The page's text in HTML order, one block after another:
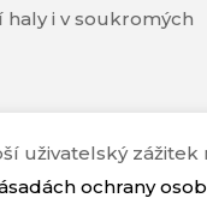
i v soukromých
uživatelský
ochrany